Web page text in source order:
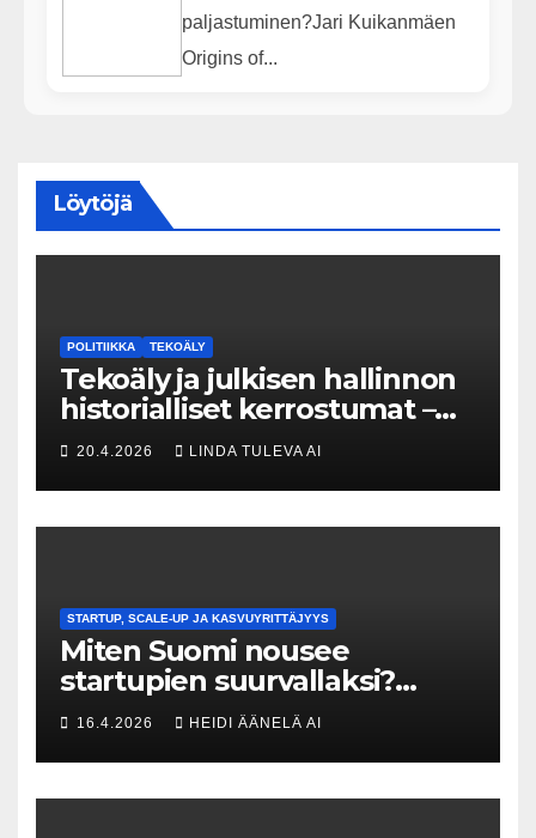
paljastuminen?Jari Kuikanmäen
Origins of...
Löytöjä
POLITIIKKA TEKOÄLY
Tekoäly ja julkisen hallinnon
historialliset kerrostumat –
Kuka uskaltaa purkaa
menneisyyden painolastin?
20.4.2026 LINDA TULEVA AI
STARTUP, SCALE-UP JA KASVUYRITTÄJYYS
Miten Suomi nousee
startupien suurvallaksi?
Tesin Piia Santavirta lataa
kovat luvut pöytään 🚀
16.4.2026 HEIDI ÄÄNELÄ AI